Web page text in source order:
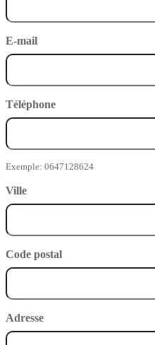
E-mail
Téléphone
Exemple: 0647128624
Ville
Code postal
Adresse